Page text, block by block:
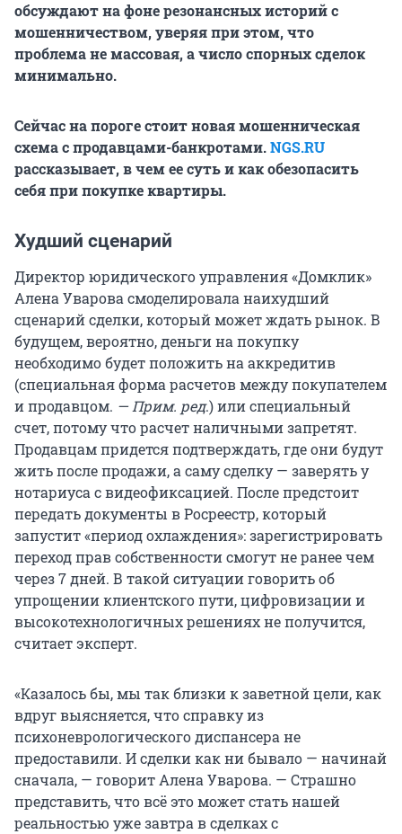
обсуждают на фоне резонансных историй с
мошенничеством, уверяя при этом, что
проблема не массовая, а число спорных сделок
минимально.
Сейчас на пороге стоит новая мошенническая
схема с продавцами-банкротами.NGS.RU
рассказывает, в чем ее суть и как обезопасить
себя при покупке квартиры.
Худший сценарий
Директор юридического управления «Домклик»
Алена Уварова смоделировала наихудший
сценарий сделки, который может ждать рынок. В
будущем, вероятно, деньги на покупку
необходимо будет положить на аккредитив
(специальная форма расчетов между покупателем
и продавцом. — Прим. ред.) или специальный
счет, потому что расчет наличными запретят.
Продавцам придется подтверждать, где они будут
жить после продажи, а саму сделку — заверять у
нотариуса с видеофиксацией. После предстоит
передать документы в Росреестр, который
запустит «период охлаждения»: зарегистрировать
переход прав собственности смогут не ранее чем
через 7 дней. В такой ситуации говорить об
упрощении клиентского пути, цифровизации и
высокотехнологичных решениях не получится,
считает эксперт.
«Казалось бы, мы так близки к заветной цели, как
вдруг выясняется, что справку из
психоневрологического диспансера не
предоставили. И сделки как ни бывало — начинай
сначала, — говорит Алена Уварова. — Страшно
представить, что всё это может стать нашей
реальностью уже завтра в сделках с